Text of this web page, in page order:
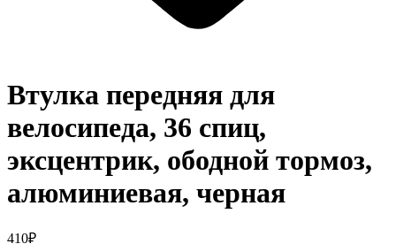
Втулка передняя для
велосипеда, 36 спиц,
эксцентрик, ободной тормоз,
алюминиевая, черная
410₽